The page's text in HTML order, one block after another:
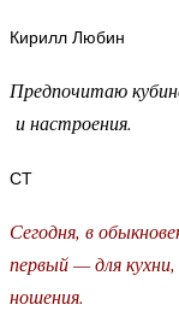
Кирилл Любин
Предпочитаю
и настроения.
СТ
Сегодня, в
первый — для
ношения.